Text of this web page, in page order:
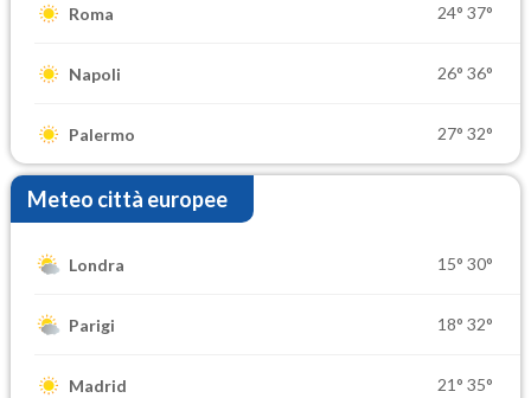
Roma 24° 37°
Napoli 26° 36°
Palermo 27° 32°
Meteo città europee
Londra 15° 30°
Parigi 18° 32°
Madrid 21° 35°